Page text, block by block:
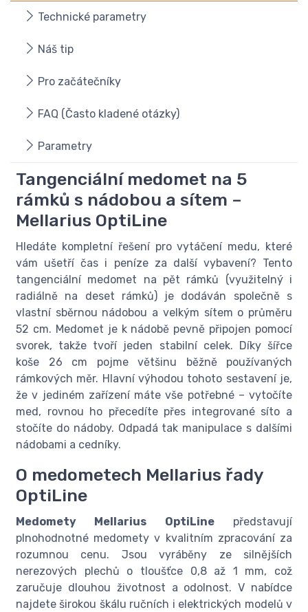
Technické parametry
Náš tip
Pro začátečníky
FAQ (Často kladené otázky)
Parametry
Tangenciální medomet na 5
rámků s nádobou a sítem –
Mellarius OptiLine
Hledáte kompletní řešení pro vytáčení medu, které
vám ušetří čas i peníze za další vybavení? Tento
tangenciální medomet na pět rámků (využitelný i
radiálně na deset rámků) je dodáván společně s
vlastní sběrnou nádobou a velkým sítem o průměru
52 cm. Medomet je k nádobě pevně připojen pomocí
svorek, takže tvoří jeden stabilní celek. Díky šířce
koše 26 cm pojme většinu běžně používaných
rámkových měr. Hlavní výhodou tohoto sestavení je,
že v jediném zařízení máte vše potřebné – vytočíte
med, rovnou ho přecedíte přes integrované síto a
stočíte do nádoby. Odpadá tak manipulace s dalšími
nádobami a cedníky.
O medometech Mellarius řady
OptiLine
Medomety Mellarius OptiLinepředstavují
plnohodnotné medomety v kvalitním zpracování za
rozumnou cenu. Jsou vyráběny ze silnějších
nerezových plechů o tloušťce 0,8 až 1 mm, což
zaručuje dlouhou životnost a odolnost. V nabídce
najdete širokou škálu ručních i elektrických modelů v